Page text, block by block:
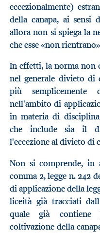
eccezionalmente)
della canapa, ai sensi
allora non si spiega la
che esse «non
In effetti, la norma non
nel generale divieto di
più semplicemente
nell'ambito di
in materia di
che include sia il
l'eccezione al divieto di
Non si comprende,
comma 2, legge n. 242
di applicazione della
liceità già tracciati
quale già contiene
coltivazione della